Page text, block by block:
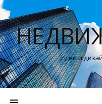
Идеи и